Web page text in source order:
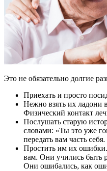
Это не обязательно долгие
Приехать и просто
Нежно взять их ладони
Физический контакт
Послушать старую
словами: «Ты это уже
передать вам часть себя.
Простить им их
вам. Они учились быть
Они ошибались, как